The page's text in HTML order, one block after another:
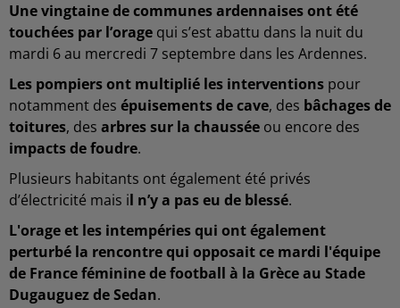
Une vingtaine de communes ardennaises ont été
touchées par l’orage qui s’est abattu dans la nuit du
mardi 6 au mercredi 7 septembre dans les Ardennes.
Les pompiers ont multiplié les interventions pour
notamment des épuisements de cave, des bâchages de
toitures, des arbres sur la chaussée ou encore des
impacts de foudre.
Plusieurs habitants ont également été privés
d’électricité mais il n’y a pas eu de blessé.
L'orage et les intempéries qui ont également
perturbé la rencontre qui opposait ce mardi l'équipe
de France féminine de football à la Grèce au Stade
Dugauguez de Sedan.